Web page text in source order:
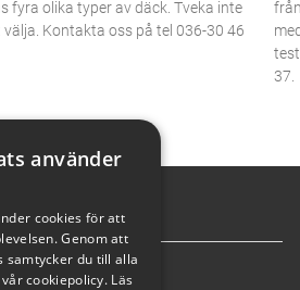
fyra olika typer av däck. Tveka inte
Kontakta oss på tel 036-30 46
37.
använder
cookies för att
Genom att
samtycker du till alla
cookiepolicy. Läs